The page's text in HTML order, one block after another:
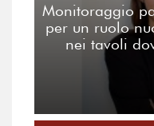
Monitoraggio
per un ruolo
nei tavoli